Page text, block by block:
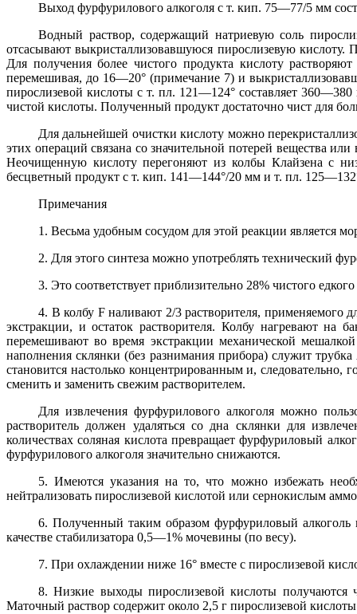
Выход фурфурилового алкоголя с т. кип. 75—77/5 мм
Водный раствор, содержащий натриевую соль
отсасывают выкристаллизовавшуюся пирослизевую кислоту.
Для получения более чистого продукта кислоту
перемешивая, до 16—20° (примечание 7) и
пирослизевой кислоты с т. пл. 121—124° составляет
чистой кислоты. Полученный продукт достаточно чист для
Для дальнейшей очистки кислоту можно
этих операций связана со значительной потерей вещества
Неочищенную кислоту перегоняют из колбы Клайзена с
бесцветный продукт с т. кип. 141—144°/20 мм и т. пл.
Примечания
1. Весьма удобным сосудом для этой реакции является
2. Для этого синтеза можно употреблять технический
3. Это соответствует приблизительно 28% чистого
4. В колбу F наливают 2/3 растворителя, применяемого
экстракции, и остаток растворителя. Колбу нагревают на
перемешивают во время экстракции механической
наполнения склянки (без разнимания прибора) служит
становится настолько концентрированным и,
сменить и заменить свежим растворителем.
Для извлечения фурфурилового алкоголя можно
растворитель должен удаляться со дна склянки для
количествах соляная кислота превращает фурфуриловый
фурфурилового алкоголя значительно снижаются.
5. Имеются указания на то, что можно избежать
нейтрализовать пирослизевой кислотой или сернокислым
6. Полученный таким образом фурфуриловый алкоголь
качестве стабилизатора 0,5—1% мочевины (по весу).
7. При охлаждении ниже 16° вместе с пирослизевой
8. Низкие выходы пирослизевой кислоты получаются
Маточный раствор содержит около 2,5 г пирослизевой